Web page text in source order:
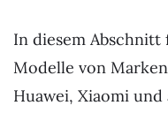
In diesem
Modelle von
Huawei, Xiaomi